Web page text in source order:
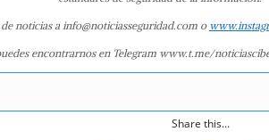
noticias a info@noticiasseguridad.com o
encontrarnos en Telegram www.t.me/
Share this...